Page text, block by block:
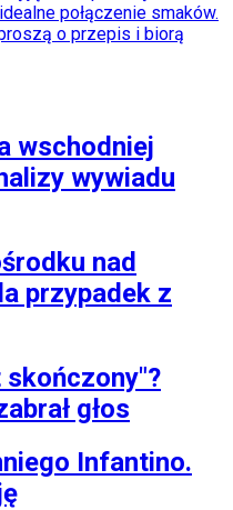
połączenie smaków.
o przepis i biorą
wschodniej
wywiadu
nad
przypadek z
głos
Infantino.